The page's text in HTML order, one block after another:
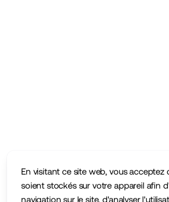
En visitant ce site web, vous acceptez
soient stockés sur votre appareil afin
navigation sur le site, d'analyser